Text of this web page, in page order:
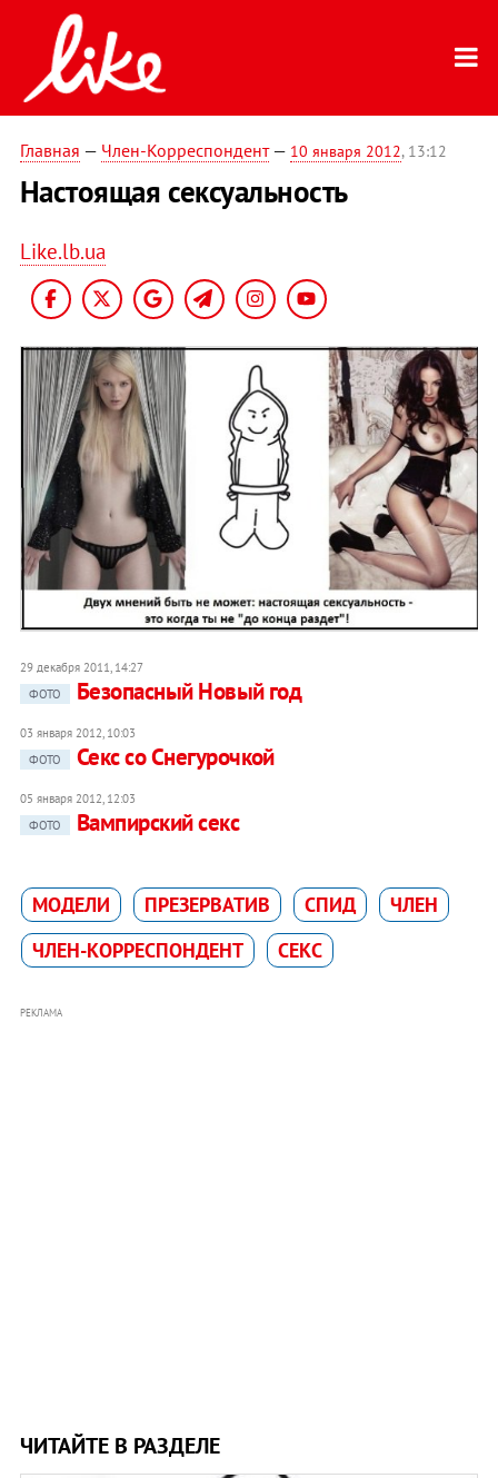
Главная — Член-Корреспондент— 10 января 2012, 13:12
Настоящая сексуальность
Like.lb.ua
29 декабря 2011, 14:27
ФОТО
Безопасный Новый год
03 января 2012, 10:03
ФОТО
Секс со Снегурочкой
05 января 2012, 12:03
ФОТО
Вампирский секс
МОДЕЛИ ПРЕЗЕРВАТИВ СПИД
ЧЛЕН
ЧЛЕН-КОРРЕСПОНДЕНТ
СЕКС
РЕКЛАМА
ЧИТАЙТЕ В РАЗДЕЛЕ